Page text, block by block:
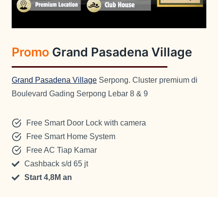
Promo Grand Pasadena Village
Grand Pasadena Village Serpong. Cluster premium di
Boulevard Gading Serpong Lebar 8 & 9
Free Smart Door Lock with camera
Free Smart Home System
Free AC Tiap Kamar
Cashback s/d 65 jt
Start 4,8M an